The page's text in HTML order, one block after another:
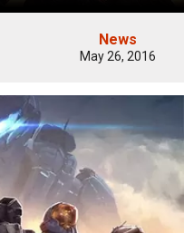
News
May 26, 2016